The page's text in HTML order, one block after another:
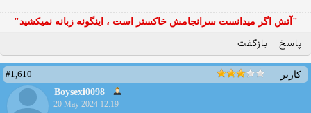
"آتش اگر ميدانست سرانجامش خاكستر است ، اينگونه زبانه نميكشيد"
پاسخ بازگفت
کاربر
#1,610
Boysexi0098
20 May 2024 12:19